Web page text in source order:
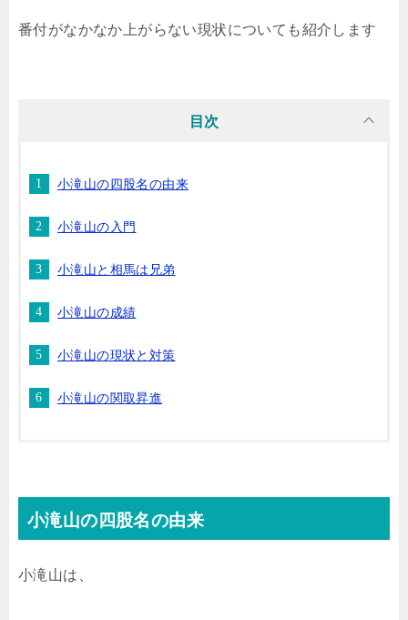
番付がなかなか上がらない現状についても紹介します
目次
小滝山の四股名の由来
小滝山の入門
小滝山と相馬は兄弟
小滝山の成績
小滝山の現状と対策
小滝山の関取昇進
小滝山の四股名の由来
小滝山は、